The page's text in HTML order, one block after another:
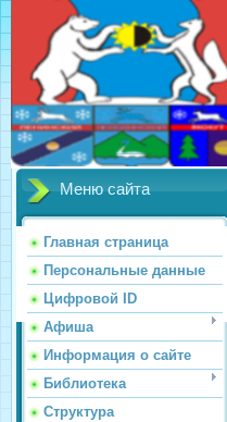
Меню сайта
Главная страница
Персональные данные
Цифровой ID
Афиша
Информация о сайте
Библиотека
Структура